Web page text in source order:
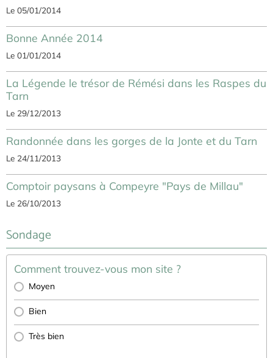
Les morilles
Le 28/02/2014
Site Templiers sur le Larzac La Couvertoirade
Le 05/01/2014
Bonne Année 2014
Le 01/01/2014
La Légende le trésor de Rémési dans les Raspes du
Tarn
Randonnée dans les gorges de la Jonte et du Tarn
Comptoir paysans à Compeyre "Pays de Millau"
Le 26/10/2013
Sondage